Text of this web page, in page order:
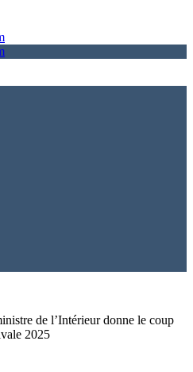
de l’Intérieur donne le coup
2025